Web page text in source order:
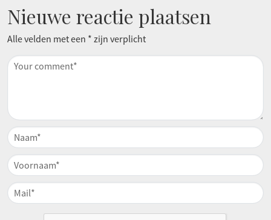
Nieuwe reactie plaatsen
Alle velden met een * zijn verplicht